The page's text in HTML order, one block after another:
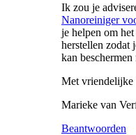
Ik zou je
Nanoreiniger
je helpen om
herstellen zodat
kan beschermen
Met vriendelijke
Marieke van
Beantwoorden